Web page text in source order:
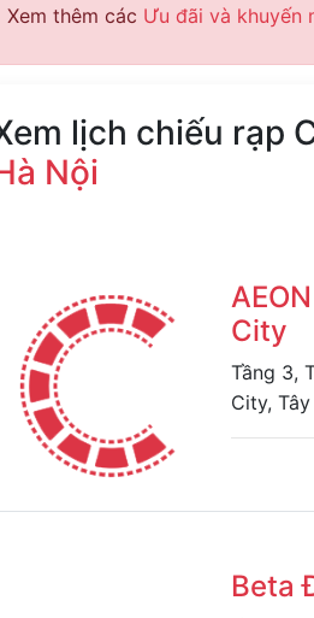
Xem thêm các Ưu đãi và khuyến
lịch chiếu rạp
Nội
City
Tầng 3,
City,
City, Hà
Beta